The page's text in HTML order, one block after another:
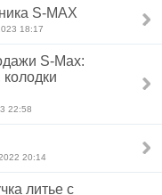
S-MAX
18:17
S-Max:
22:58
20:14
литье c